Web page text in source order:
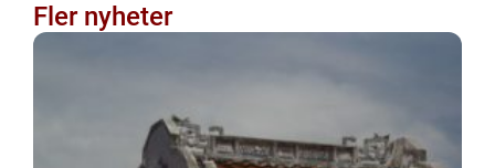
Fler nyheter